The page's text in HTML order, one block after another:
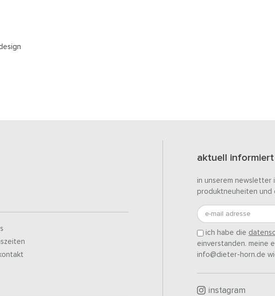
aktuell informiert
in unserem newsletter
produktneuheiten und
e-mail adresse
ich habe die
einverstanden. meine
info@dieter-horn.de
instagram